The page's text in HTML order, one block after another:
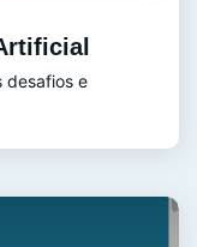
desafios e